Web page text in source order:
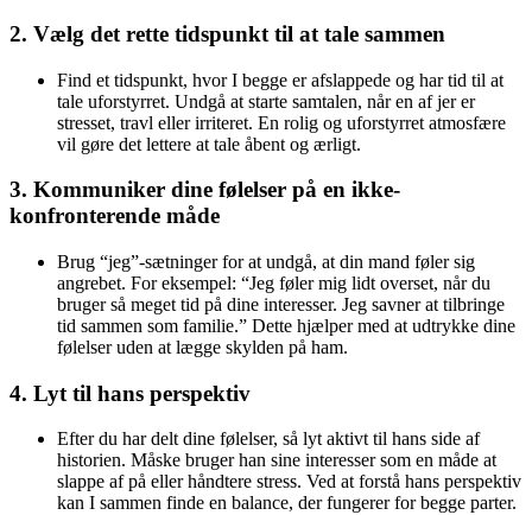
2. Vælg det rette tidspunkt til at tale sammen
Find et tidspunkt, hvor I begge er afslappede og har tid til at
tale uforstyrret. Undgå at starte samtalen, når en af jer er
stresset, travl eller irriteret. En rolig og uforstyrret atmosfære
vil gøre det lettere at tale åbent og ærligt.
3. Kommuniker dine følelser på en ikke-
konfronterende måde
Brug “jeg”-sætninger for at undgå, at din mand føler sig
angrebet. For eksempel: “Jeg føler mig lidt overset, når du
bruger så meget tid på dine interesser. Jeg savner at tilbringe
tid sammen som familie.” Dette hjælper med at udtrykke dine
følelser uden at lægge skylden på ham.
4. Lyt til hans perspektiv
Efter du har delt dine følelser, så lyt aktivt til hans side af
historien. Måske bruger han sine interesser som en måde at
slappe af på eller håndtere stress. Ved at forstå hans perspektiv
kan I sammen finde en balance, der fungerer for begge parter.